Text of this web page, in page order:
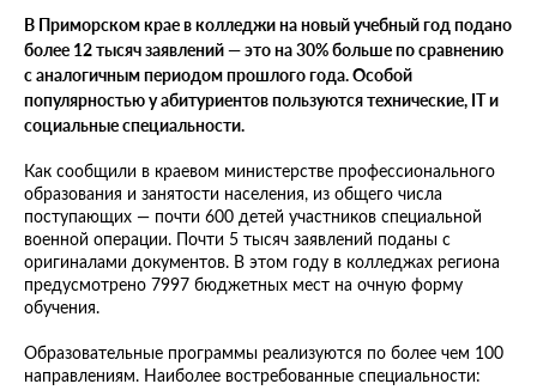
В Приморском крае в колледжи на новый учебный год подано
более 12 тысяч заявлений — это на 30% больше по сравнению
с аналогичным периодом прошлого года. Особой
популярностью у абитуриентов пользуются технические, IT и
социальные специальности.
Как сообщили в краевом министерстве профессионального
образования и занятости населения, из общего числа
поступающих — почти 600 детей участников специальной
военной операции. Почти 5 тысяч заявлений поданы с
оригиналами документов. В этом году в колледжах региона
предусмотрено 7997 бюджетных мест на очную форму
обучения.
Образовательные программы реализуются по более чем 100
направлениям. Наиболее востребованные специальности: